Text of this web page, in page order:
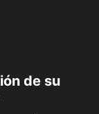
de su